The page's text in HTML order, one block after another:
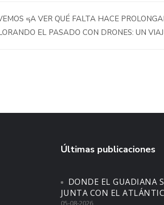
«¡A VER QUÉ FALTA HACE
EL PASADO CON DRONES: UN
Últimas publicaciones
DONDE EL GUADIANA
JUNTA CON EL
05-08-2026